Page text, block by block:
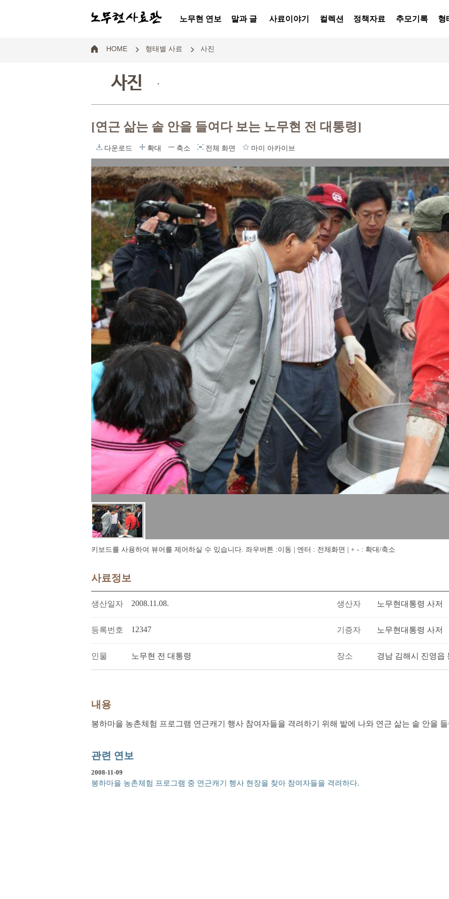
노무현 연보 말과 글 사료이야기 컬렉션 정책자료 추모기록 형
HOME 형태별 사료 사진
사진 .
[연근 삶는 솥 안을 들여다 보는 노무현 전 대통령]
다운로드 확대 축소 전체 화면 마이 아카이브
키보드를 사용하여 뷰어를 제어하실 수 있습니다. 좌우버튼 :이동 | 엔터 : 전체화면 | + - : 확대/축소
사료정보
생산일자 2008.11.08. 생산자 노무현대통령 사저
등록번호 12347 기증자 노무현대통령 사저
인물 노무현 전 대통령 장소 경남 김해시 진영읍
내용
봉하마을 농촌체험 프로그램 연근캐기 행사 참여자들을 격려하기 위해 밭에 나와 연근 삶는 솥 안을
관련 연보
2008-11-09
봉하마을 농촌체험 프로그램 중 연근캐기 행사 현장을 찾아 참여자들을 격려하다.